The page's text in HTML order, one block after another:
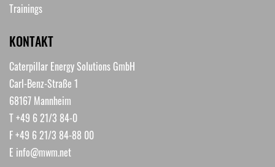
Trainings
KONTAKT
Caterpillar Energy Solutions GmbH
Carl-Benz-Straße 1
68167 Mannheim
T +49 6 21/3 84-0
F +49 6 21/3 84-88 00
E info@mwm.net